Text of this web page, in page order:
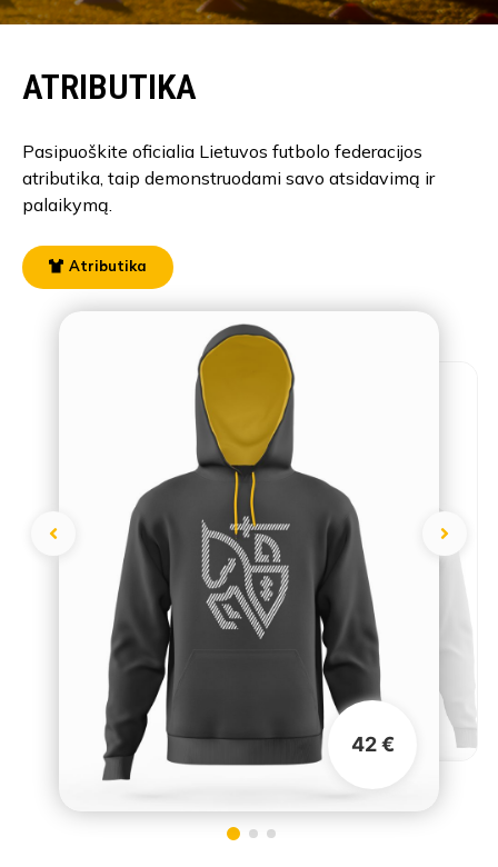
42 €
ATRIBUTIKA
Pasipuoškite oficialia Lietuvos futbolo federacijos
atributika, taip demonstruodami savo atsidavimą ir
palaikymą.
Atributika